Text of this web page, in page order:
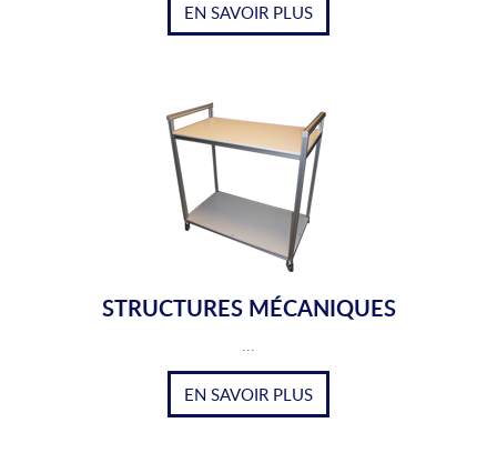
EN SAVOIR PLUS
STRUCTURES MÉCANIQUES
...
EN SAVOIR PLUS